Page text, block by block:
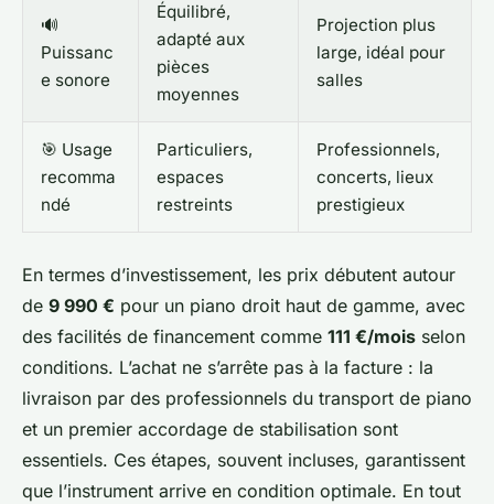
🔊
Puissanc
e sonore
Équilibré,
adapté aux
pièces
moyennes
Projection plus
large, idéal pour
salles
🎯 Usage
recomma
ndé
Particuliers,
espaces
restreints
Professionnels,
concerts, lieux
prestigieux
En termes d’investissement, les prix débutent autour
de 9 990 € pour un piano droit haut de gamme, avec
des facilités de financement comme 111 €/mois selon
conditions. L’achat ne s’arrête pas à la facture : la
livraison par des professionnels du transport de piano
et un premier accordage de stabilisation sont
essentiels. Ces étapes, souvent incluses, garantissent
que l’instrument arrive en condition optimale. En tout